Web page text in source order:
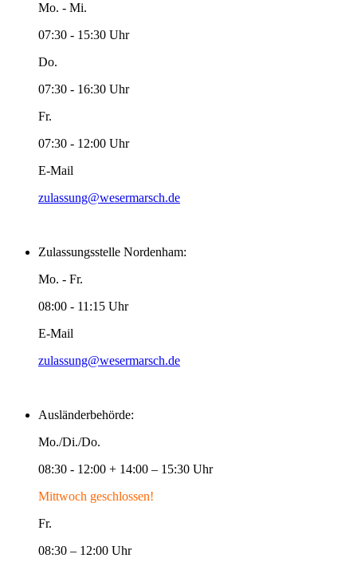
Mo. - Mi.
07:30 - 15:30 Uhr
Do.
07:30 - 16:30 Uhr
Fr.
07:30 - 12:00 Uhr
E-Mail
zulassung@wesermarsch.de
Zulassungsstelle Nordenham:
Mo. - Fr.
08:00 - 11:15 Uhr
E-Mail
zulassung@wesermarsch.de
Ausländerbehörde:
Mo./Di./Do.
08:30 - 12:00 + 14:00 – 15:30 Uhr
Mittwoch geschlossen!
Fr.
08:30 – 12:00 Uhr